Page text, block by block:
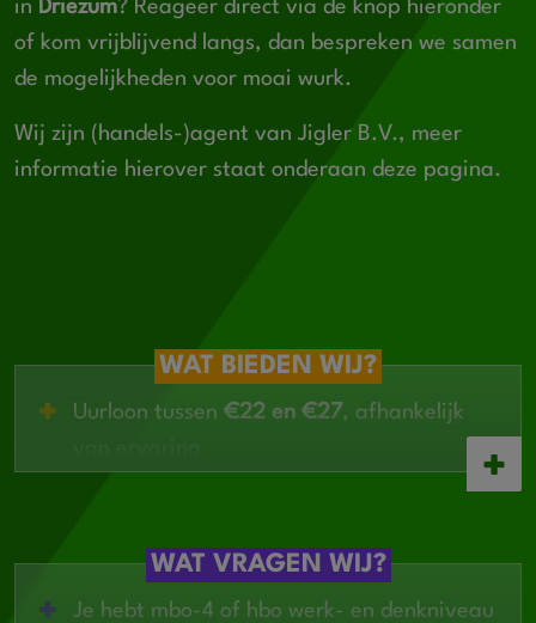
in Driezum? Reageer direct via de knop hieronder
of kom vrijblijvend langs, dan bespreken we samen
de mogelijkheden voor moai wurk.
Wij zijn (handels-)agent van Jigler B.V., meer
informatie hierover staat onderaan deze pagina.
WAT BIEDEN WIJ?
Uurloon tussen €22 en €27, afhankelijk
Ruimte om processen en kwaliteit
WAT VRAGEN WIJ?
Je hebt mbo-4 of hbo werk- en denkniveau